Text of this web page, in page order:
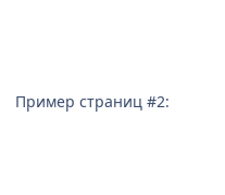
Пример страниц #2: